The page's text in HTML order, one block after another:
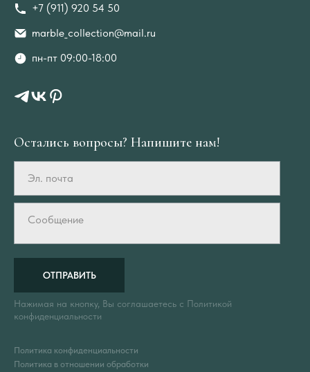
Остались вопросы? Напишите нам!
marble_collection@mail.ru
Эл. почта
Сообщение
ОТПРАВИТЬ
Нажимая на кнопку, Вы соглашаетесь с Политикой
конфиденциальности
+7 (911) 920 54 50
Политика конфиденциальности
Политика в отношении обработки
пн-пт 09:00-18:00